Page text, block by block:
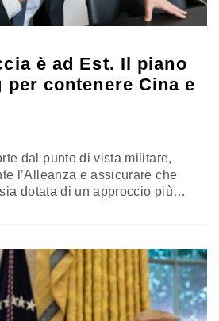
è ad Est. Il piano
contenere Cina e
dal punto di vista militare,
l’Alleanza e assicurare che
dotata di un approccio più
generale ieri protagonista
dal Center…